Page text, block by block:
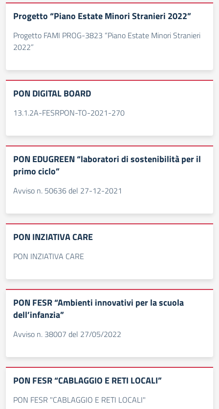
Progetto “Piano Estate Minori Stranieri 2022”
Progetto FAMI PROG-3823 “Piano Estate Minori Stranieri
2022”
PON DIGITAL BOARD
13.1.2A-FESRPON-TO-2021-270
PON EDUGREEN “laboratori di sostenibilità per il
primo ciclo”
Avviso n. 50636 del 27-12-2021
PON INZIATIVA CARE
PON INZIATIVA CARE
PON FESR “Ambienti innovativi per la scuola
dell’infanzia”
Avviso n. 38007 del 27/05/2022
PON FESR “CABLAGGIO E RETI LOCALI”
PON FESR "CABLAGGIO E RETI LOCALI"